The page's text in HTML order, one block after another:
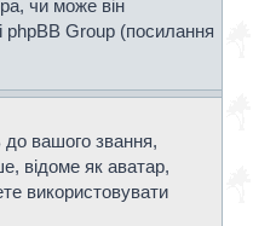
чи може він
phpBB Group (посилання
вашого звання,
відоме як аватар,
використовувати